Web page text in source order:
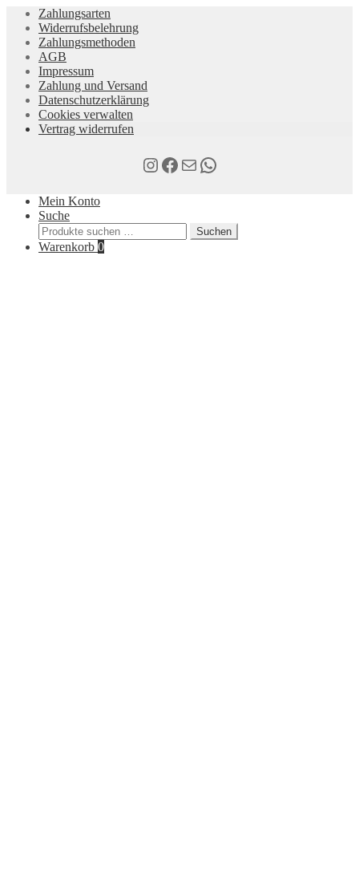
Optionen
können
der
Produktseite
gewählt
werden
Zahlungsarten
Widerrufsbelehrung
Zahlungsmethoden
AGB
Impressum
Zahlung und Versand
Datenschutzerklärung
Cookies verwalten
Vertrag widerrufen
Instagram
Facebook
E-MailWhatsApp
Mein Konto
Suche
Suchen
nach:
Suchen
Warenkorb 0